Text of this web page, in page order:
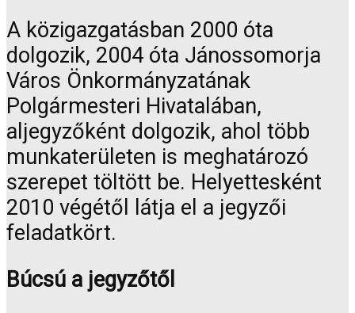
A közigazgatásban 2000 óta
dolgozik, 2004 óta Jánossomorja
Város Önkormányzatának
Polgármesteri Hivatalában,
aljegyzőként dolgozik, ahol több
munkaterületen is meghatározó
szerepet töltött be. Helyettesként
2010 végétől látja el a jegyzői
feladatkört.
Búcsú a jegyzőtől